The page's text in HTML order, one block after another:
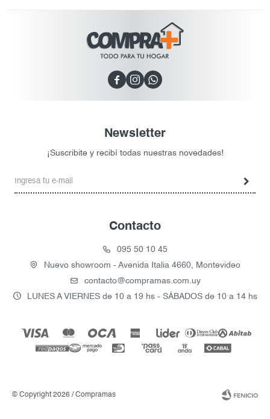
  
Contacto
095 50 10 45
Nuevo showroom - Avenida Italia 4660, Montevideo
contacto@compramas.com.uy
LUNES A VIERNES de 10 a 19 hs - SÁBADOS de 10 a 14 hs
Newsletter
¡Suscribite y recibí todas nuestras novedades!
© Copyright 2026 / Compramas